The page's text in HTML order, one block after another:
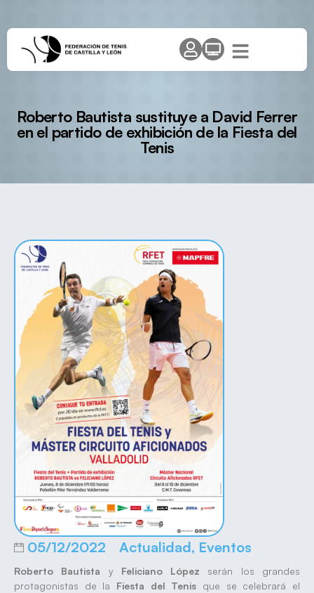
Roberto Bautista sustituye a David Ferrer
en el partido de exhibición de la Fiesta del
Tenis
05/12/2022 Actualidad, Eventos
Roberto Bautista y Feliciano López serán los grandes
protagonistas de la Fiesta del Tenis que se celebrará el